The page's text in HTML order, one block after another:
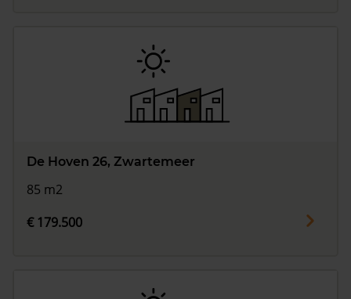
De Hoven 26, Zwartemeer
85 m2
€ 179.500